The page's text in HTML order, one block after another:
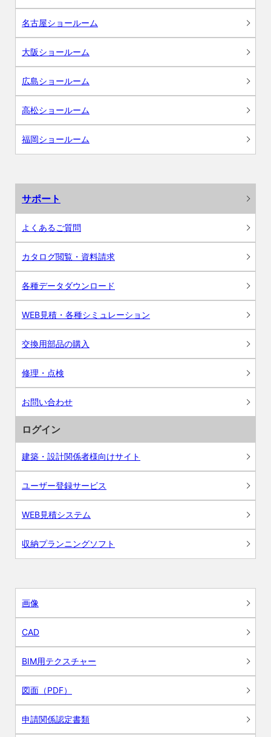
名古屋ショールーム
大阪ショールーム
広島ショールーム
高松ショールーム
福岡ショールーム
サポート
よくあるご質問
カタログ閲覧・資料請求
各種データダウンロード
WEB見積・各種シミュレーション
交換用部品の購入
修理・点検
お問い合わせ
ログイン
建築・設計関係者様向けサイト
ユーザー登録サービス
WEB見積システム
収納プランニングソフト
画像
CAD
BIM用テクスチャー
図面（PDF）
申請関係認定書類